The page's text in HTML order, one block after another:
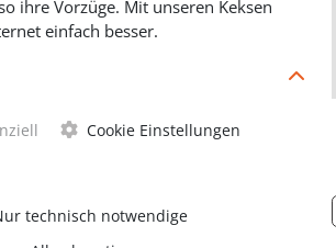
ihre Vorzüge. Mit unseren Keksen
einfach besser.
Ihre gewünschten Artikel schneller
und selbstverständlich anonyme
(#Ehrensache). Deshalb schmecken
Cookie Einstellungen
technisch notwendige